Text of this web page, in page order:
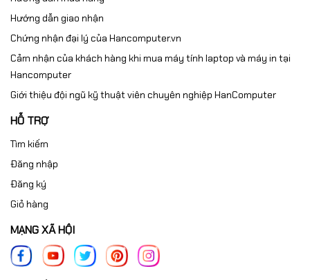
Hướng dẫn giao nhận
Chứng nhận đại lý của Hancomputer.vn
Cảm nhận của khách hàng khi mua máy tính laptop và máy in tại
Hancomputer
Giới thiệu đội ngũ kỹ thuật viên chuyên nghiệp HanComputer
HỖ TRỢ
Tìm kiếm
Đăng nhập
Đăng ký
Giỏ hàng
MẠNG XÃ HỘI